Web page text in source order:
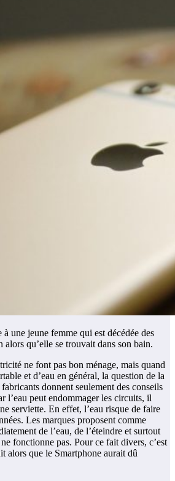
à une jeune femme qui est décédée des
alors qu’elle se trouvait dans son bain.
ne font pas bon ménage, mais quand
et d’eau en général, la question de la
donnent seulement des conseils
l’eau peut endommager les circuits, il
serviette. En effet, l’eau risque de faire
Les marques proposent comme
de l’eau, de l’éteindre et surtout
fonctionne pas. Pour ce fait divers, c’est
alors que le Smartphone aurait dû